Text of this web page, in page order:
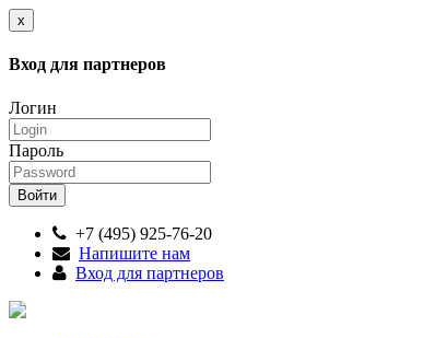
x
Вход для партнеров
Логин
Пароль
+7 (495) 925-76-20
Напишите нам
Вход для партнеров